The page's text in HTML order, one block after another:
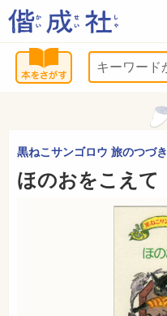
黒ねこサンゴロウ 旅のつづき
ほのおをこえて